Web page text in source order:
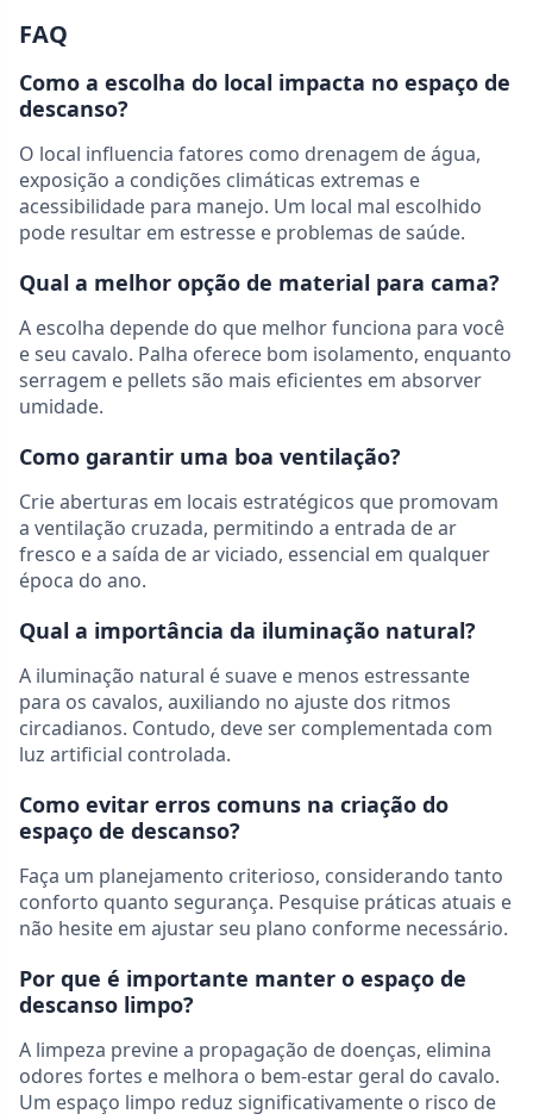
FAQ
Como a escolha do local impacta no espaço de
descanso?
O local influencia fatores como drenagem de água,
exposição a condições climáticas extremas e
acessibilidade para manejo. Um local mal escolhido
pode resultar em estresse e problemas de saúde.
Qual a melhor opção de material para cama?
A escolha depende do que melhor funciona para você
e seu cavalo. Palha oferece bom isolamento, enquanto
serragem e pellets são mais eficientes em absorver
umidade.
Como garantir uma boa ventilação?
Crie aberturas em locais estratégicos que promovam
a ventilação cruzada, permitindo a entrada de ar
fresco e a saída de ar viciado, essencial em qualquer
época do ano.
Qual a importância da iluminação natural?
A iluminação natural é suave e menos estressante
para os cavalos, auxiliando no ajuste dos ritmos
circadianos. Contudo, deve ser complementada com
luz artificial controlada.
Como evitar erros comuns na criação do
espaço de descanso?
Faça um planejamento criterioso, considerando tanto
conforto quanto segurança. Pesquise práticas atuais e
não hesite em ajustar seu plano conforme necessário.
Por que é importante manter o espaço de
descanso limpo?
A limpeza previne a propagação de doenças, elimina
odores fortes e melhora o bem-estar geral do cavalo.
Um espaço limpo reduz significativamente o risco de